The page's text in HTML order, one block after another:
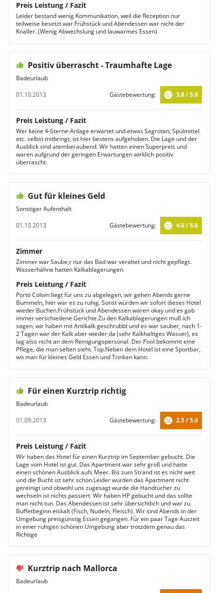
Preis Leistung / Fazit
Leider bestand wenig Kommunikation, weil die Rezeption nur
teilweise besetzt war.Frühstück und Abendessen war nicht der
Knaller. (Wenig Abwechslung und lauwarmes Essen)
Positiv überrascht - Traumhafte Lage
Badeurlaub
01.10.2013
Gästebewertung: 3.8 / 5.0
Preis Leistung / Fazit
Wer keine 4-Sterne-Anlage erwartet und etwas Sagrotan, Spülmittel
etc. selbst mitbringt, ist hier bestens aufgehoben. Die Lage und der
Ausblick sind atemberaubend. Wir hatten einen Superpreis und
waren aufgrund der geringen Erwartungen wirklich positiv
überrascht.
Gut für kleines Geld
Sonstiger Aufenthalt
01.10.2013
Gästebewertung: 4.0 / 5.0
Zimmer
Zimmer war Saube,r nur das Bad war veraltet und nicht gepflegt.
Wasserhähne hatten Kalkablagerungen.
Preis Leistung / Fazit
Porto Colom liegt für uns zu abgelegen, wir gehen Abends gerne
Bummeln, hier war es zu ruhig. Sonst würden wir sofort dieses Hotel
wieder Buchen.Frühstück und Abendessen waren okay und es gab
immer verschiedene Gerichte.Zu den Kalkablagerungen muß ich
sagen, wir haben mit Antikalk geschrubbt und es war sauber, nach 1-
2 Tagen war der Kalk aber wieder da (sehr Kalkhaltiges Wasser), es
lag also nicht an dem Reinigungspersonal. Der Pool bekommt eine
Pflege, die man selten sieht. Top.Neben dem Hotel ist eine Sportbar,
wo man für kleines Geld Essen und Trinken kann.
Für einen Kurztrip richtig
Badeurlaub
01.09.2013
Gästebewertung: 2.5 / 5.0
Preis Leistung / Fazit
Wir haben das Hotel für einen Kurztrip im September gebucht. Die
Lage vom Hotel ist gut. Das Apartment war sehr groß und hatte
einen schönen Ausblick aufs Meer. Bis zum Strand ist es nicht weit
und die Bucht ist sehr schön.Leider wurden das Apartment nicht
gereinigt und obwohl uns zugesagt wurde die Handtücher zu
wechseln ist nichts passiert. Wir haben HP gebucht und das sollte
man nicht tun. Das Abendessen ist sehr übersichtlich und war zu
Buffetbeginn eiskalt (Fisch, Nudeln, Fleisch). Wir sind Abends in der
Umgebung preisgünstig Essen gegangen. Für ein paar Tage Auszeit
in einer ruhigen schönen Umgebung aber trotzdem genau das
Richtige
Kurztrip nach Mallorca
Badeurlaub